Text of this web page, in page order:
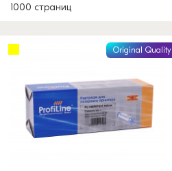
1000 страниц
Original Quality